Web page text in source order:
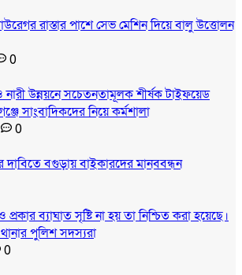
রাস্তার পাশে সেভ মেশিন দিয়ে বালু উত্তোলন
0
উন্নয়নে সচেতনতামূলক শীর্ষক টাইফয়েড
সাংবাদিকদের নিয়ে কর্মশালা
0
দাবিতে বগুড়ায় বাইকারদের মানববন্ধন
ব্যাঘাত সৃষ্টি না হয় তা নিশ্চিত করা হয়েছে।
পুলিশ সদস্যরা
0